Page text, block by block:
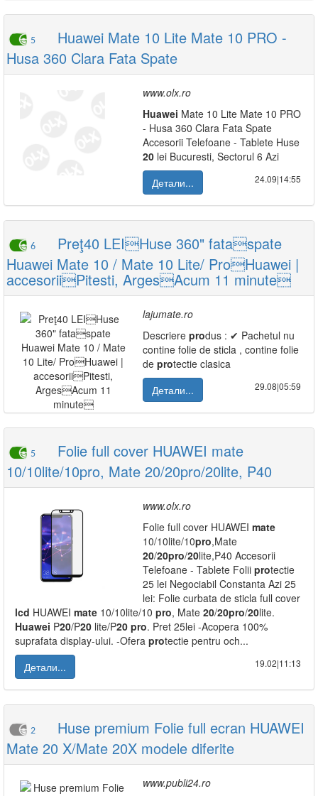
5
Huawei Mate 10 Lite Mate 10 PRO -
Husa 360 Clara Fata Spate
www.olx.ro
Huawei Mate 10 Lite Mate 10 PRO
- Husa 360 Clara Fata Spate
Accesorii Telefoane - Tablete Huse
20 lei Bucuresti, Sectorul 6 Azi
Детали...
24.09|14:55
6
Preţ40 LEIHuse 360" fataspate
Huawei Mate 10 / Mate 10 Lite/ ProHuawei |
accesoriiPitesti, ArgesAcum 11 minute
lajumate.ro
Descriere produs : ✔ Pachetul nu
contine folie de sticla , contine folie
de protectie clasica
Детали...
29.08|05:59
5
Folie full cover HUAWEI mate
10/10lite/10pro, Mate 20/20pro/20lite, P40
www.olx.ro
Folie full cover HUAWEI mate
10/10lite/10pro,Mate
20/20pro/20lite,P40 Accesorii
Telefoane - Tablete Folii protectie
25 lei Negociabil Constanta Azi 25
lei: Folie curbata de sticla full cover
lcd HUAWEI mate 10/10lite/10 pro, Mate 20/20pro/20lite.
Huawei P20/P20 lite/P20 pro. Pret 25lei -Acopera 100%
suprafata display-ului. -Ofera protectie pentru och...
Детали...
19.02|11:13
2
Huse premium Folie full ecran HUAWEI
Mate 20 X/Mate 20X modele diferite
www.publi24.ro